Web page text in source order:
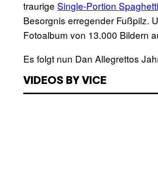
traurige Single-Portion Spaghetti
Besorgnis erregender Fußpilz.
Fotoalbum von 13.000 Bildern
Es folgt nun Dan Allegrettos
VIDEOS BY VICE